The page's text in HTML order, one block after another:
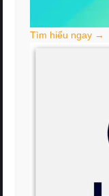
Tìm hiểu ngay →